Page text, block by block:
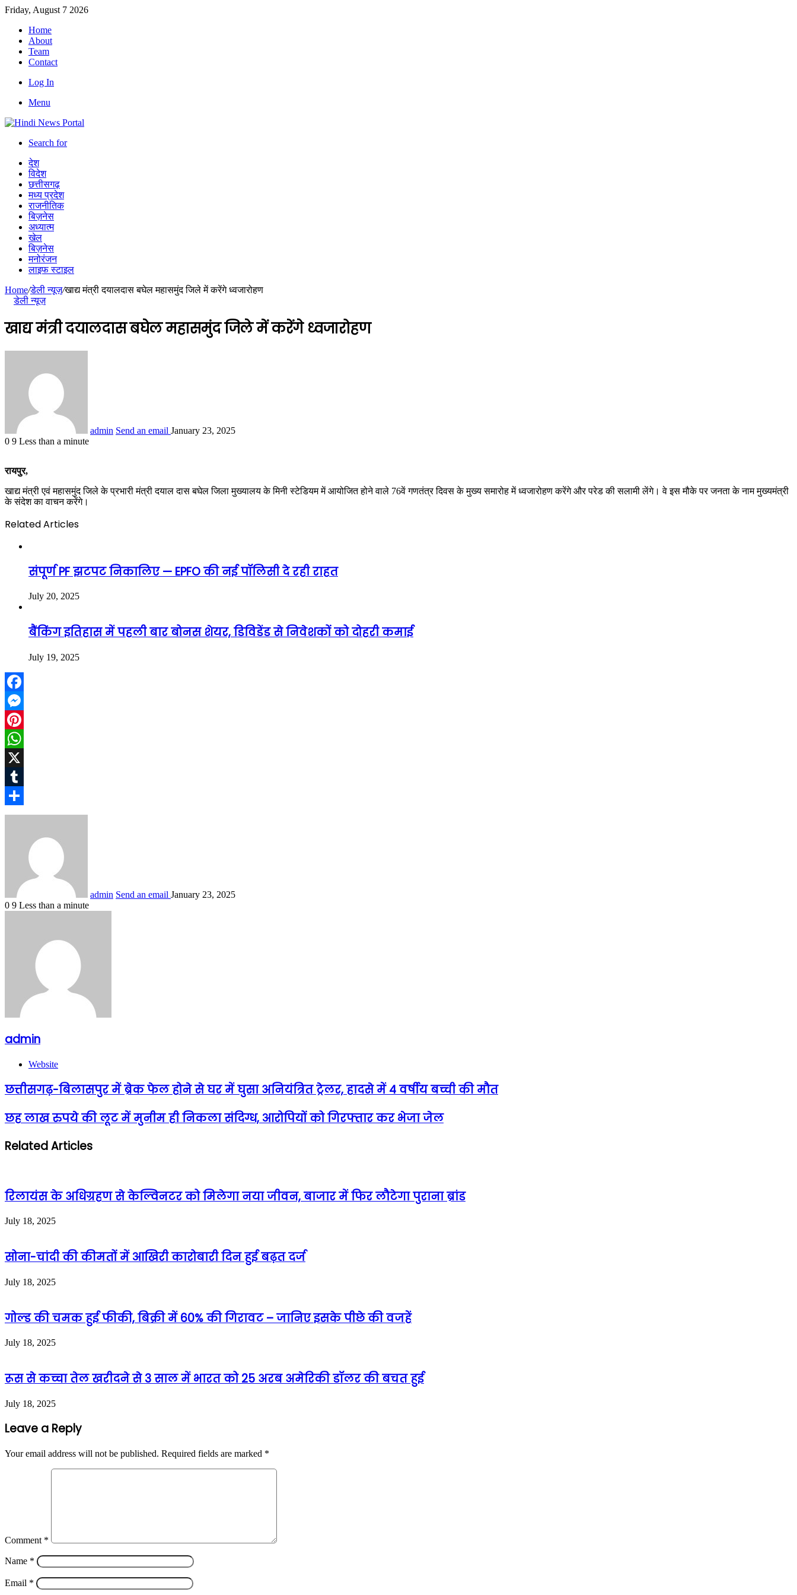
Friday, August 7 2026
Home
About
Team
Contact
Log In
Menu
Search for
देश
विदेश
छत्तीसगढ़
मध्य प्रदेश
राजनीतिक
बिज़नेस
अध्यात्म
खेल
बिज़नेस
मनोरंजन
लाइफ स्टाइल
Home/डेली न्यूज़/खाद्य मंत्री दयालदास बघेल महासमुंद जिले में करेंगे ध्वजारोहण
डेली न्यूज़
खाद्य मंत्री दयालदास बघेल महासमुंद जिले में करेंगे ध्वजारोहण
admin Send an email January 23, 2025
0 9 Less than a minute
रायपुर,
खाद्य मंत्री एवं महासमुंद जिले के प्रभारी मंत्री दयाल दास बघेल जिला मुख्यालय के मिनी स्टेडियम में आयोजित होने वाले 76वें गणतंत्र दिवस के मुख्य समारोह में ध्वजारोहण करेंगे और परेड की सलामी लेंगे। वे इस मौके पर जनता के नाम मुख्यमंत्री
के संदेश का वाचन करेंगे।
Related Articles
संपूर्ण PF झटपट निकालिए — EPFO की नई पॉलिसी दे रही राहत
July 20, 2025
बैंकिंग इतिहास में पहली बार बोनस शेयर, डिविडेंड से निवेशकों को दोहरी कमाई
July 19, 2025
Facebook
Messenger
Pinterest
WhatsApp
X
Tumblr
Share
admin Send an email January 23, 2025
0 9 Less than a minute
admin
Website
छत्तीसगढ़-बिलासपुर में ब्रेक फेल होने से घर में घुसा अनियंत्रित ट्रेलर, हादसे में 4 वर्षीय बच्ची की मौत
छह लाख रुपये की लूट में मुनीम ही निकला संदिग्ध, आरोपियों को गिरफ्तार कर भेजा जेल
Related Articles
रिलायंस के अधिग्रहण से केल्विनटर को मिलेगा नया जीवन, बाजार में फिर लौटेगा पुराना ब्रांड
July 18, 2025
सोना-चांदी की कीमतों में आखिरी कारोबारी दिन हुई बढ़त दर्ज
July 18, 2025
गोल्ड की चमक हुई फीकी, बिक्री में 60% की गिरावट – जानिए इसके पीछे की वजहें
July 18, 2025
रूस से कच्चा तेल खरीदने से 3 साल में भारत को 25 अरब अमेरिकी डॉलर की बचत हुई
July 18, 2025
Leave a Reply
Your email address will not be published. Required fields are marked *
Comment *
Name *
Email *